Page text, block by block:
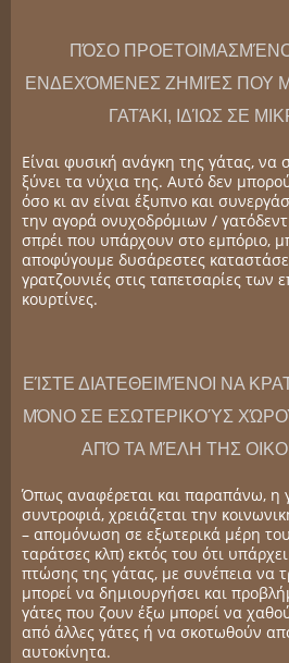
ΠΌΣΟ
ΕΝΔΕΧΌΜΕΝΕΣ ΖΗΜΙΈΣ ΠΟΥ
ΓΑΤΆΚΙ, ΙΔΊΩΣ ΣΕ
Είναι φυσική ανάγκη της γάτας, να
ξύνει τα νύχια της. Αυτό δεν
όσο κι αν είναι έξυπνο και
την αγορά ονυχοδρόμιων /
σπρέι που υπάρχουν στο εμπόριο,
αποφύγουμε δυσάρεστες
γρατζουνιές στις ταπετσαρίες των
κουρτίνες.
ΕΊΣΤΕ ΔΙΑΤΕΘΕΙΜΈΝΟΙ ΝΑ
ΜΌΝΟ ΣΕ ΕΣΩΤΕΡΙΚΟΎΣ
ΑΠΌ ΤΑ ΜΈΛΗ ΤΗΣ
Όπως αναφέρεται και παραπάνω, η
συντροφιά, χρειάζεται την
– απομόνωση σε εξωτερικά μέρη
ταράτσες κλπ) εκτός του ότι
πτώσης της γάτας, με συνέπεια να
μπορεί να δημιουργήσει και
γάτες που ζουν έξω μπορεί να
από άλλες γάτες ή να σκοτωθούν
αυτοκίνητα.